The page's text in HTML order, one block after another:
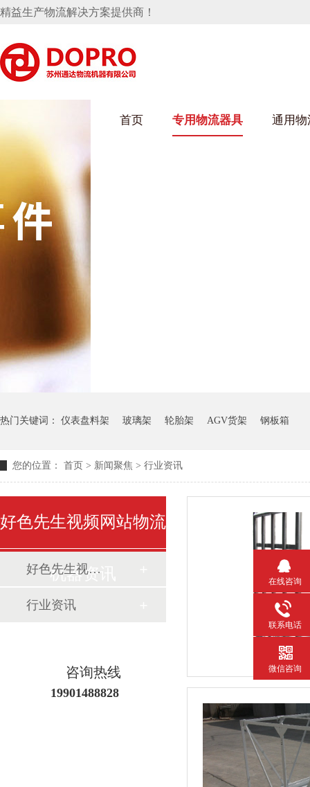
精益生产物流解决方案提供商！
首页 专用物流器具
好色先生成人污架
丝车/纺丝车
通用
钢板箱
货架系统
化纤纺织行业
化工行业
热门关键词： 仪表盘料架 玻璃架 轮胎架 AGV货架 钢板箱
您的位置： 首页 > 新闻聚焦 > 行业资讯
好色先生视频网站物流
机器资讯
好色先生视频网站动态
行业资讯
咨询热线
19901488828
在线咨询
联系电话
微信咨询